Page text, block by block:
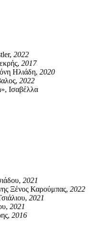
2022
2017
Ηλιάδη, 2020
2022
», Ισαβέλλα
2021
Ξένος Καρούμπας, 2022
2021
2021
2016